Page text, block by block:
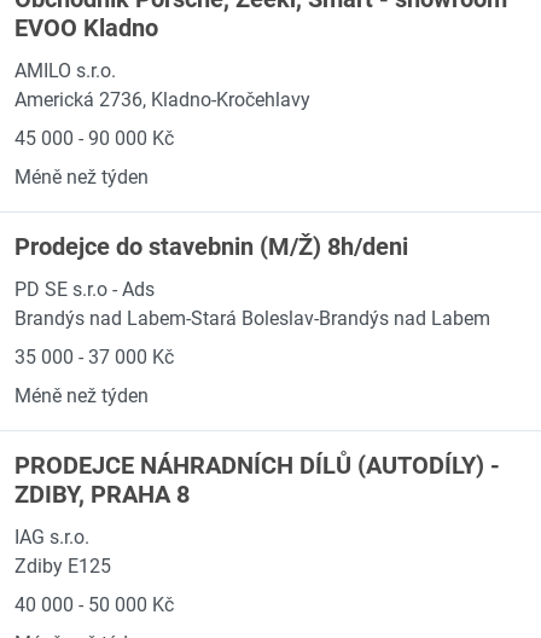
EVOO Kladno
AMILO s.r.o.
Americká 2736, Kladno-Kročehlavy
45 000 - 90 000 Kč
Méně než týden
Prodejce do stavebnin (M/Ž) 8h/deni
PD SE s.r.o - Ads
Brandýs nad Labem-Stará Boleslav-Brandýs nad Labem
35 000 - 37 000 Kč
Méně než týden
PRODEJCE NÁHRADNÍCH DÍLŮ (AUTODÍLY) -
ZDIBY, PRAHA 8
IAG s.r.o.
Zdiby E125
40 000 - 50 000 Kč